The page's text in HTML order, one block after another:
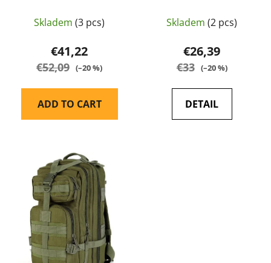
Skladem (3 pcs)
€41,22
€52,09 (–20 %)
ADD TO CART
Skladem (2 pcs)
€26,39
€33 (–20 %)
DETAIL